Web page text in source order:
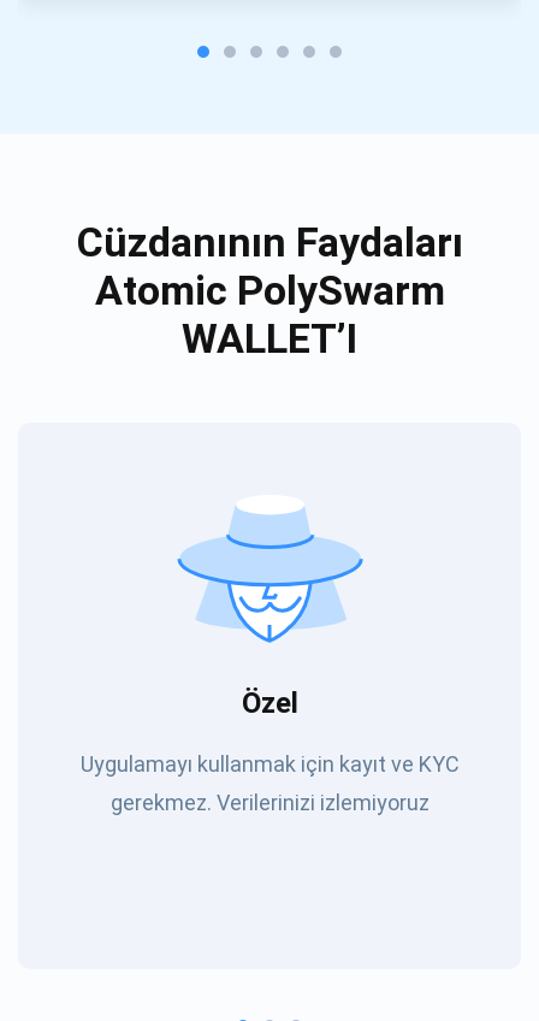
Cüzdanının Faydaları
Atomic PolySwarm
WALLET’I
Özel
Uygulamayı kullanmak için kayıt ve KYC
gerekmez. Verilerinizi izlemiyoruz